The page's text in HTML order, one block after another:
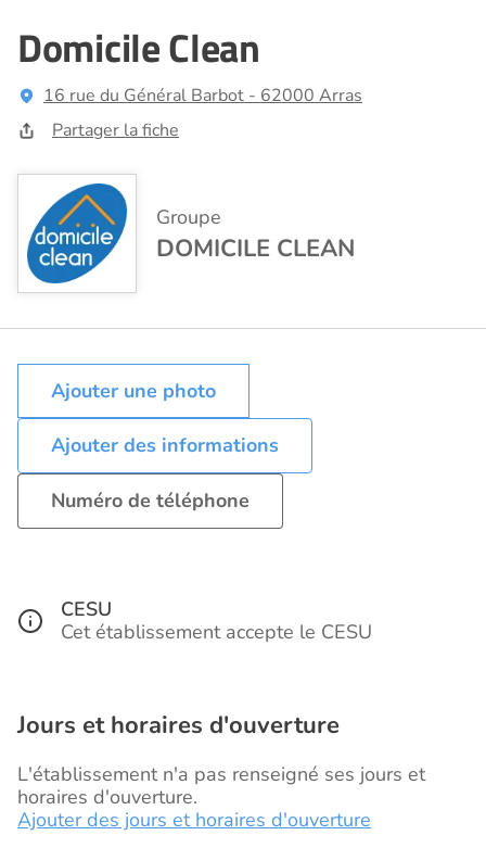
Domicile Clean
16 rue du Général Barbot - 62000 Arras
Partager la fiche
Groupe
DOMICILE CLEAN
Ajouter des informations
Numéro de téléphone
CESU
Cet établissement accepte le CESU
Jours et horaires d'ouverture
L'établissement n'a pas renseigné ses jours et
horaires d'ouverture.
Ajouter des jours et horaires d'ouverture